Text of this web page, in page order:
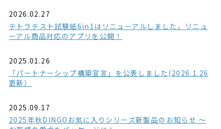
2026.02.27
テトラテスト試験紙6in1はリニューアルしました。リニュ
ーアル商品対応のアプリを公開！
2025.01.26
「パートナーシップ構築宣言」を公表しました(2026.1.26
更新）
2025.09.17
2025年秋DINGOお気に入りシリーズ新製品のお知らせ ～